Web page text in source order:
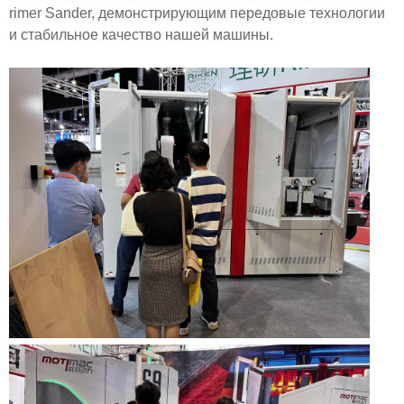
rimer Sander, демонстрирующим передовые технологии
и стабильное качество нашей машины.